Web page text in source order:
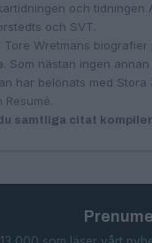
och
och SVT.
Tore Wretmans
Som nästan ingen
har belönats med
Resumé.
samtliga citat